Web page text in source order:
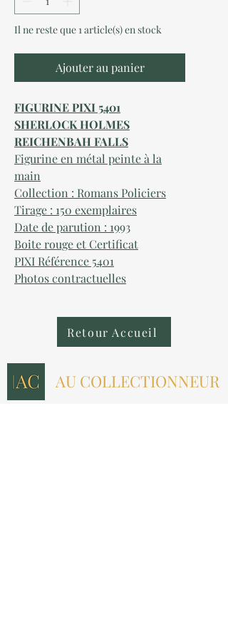
Il ne reste que 1 article(s) en stock
Ajouter au panier
FIGURINE PIXI 5401
SHERLOCK HOLMES
REICHENBAH FALLS
Figurine en métal peinte à la
main
Collection : Romans Policiers
Tirage : 150 exemplaires
Date de parution : 1993
Boite rouge et Certificat
PIXI Référence 5401
Photos contractuelles
Retour Accueil
AU COLLECTIONNEUR